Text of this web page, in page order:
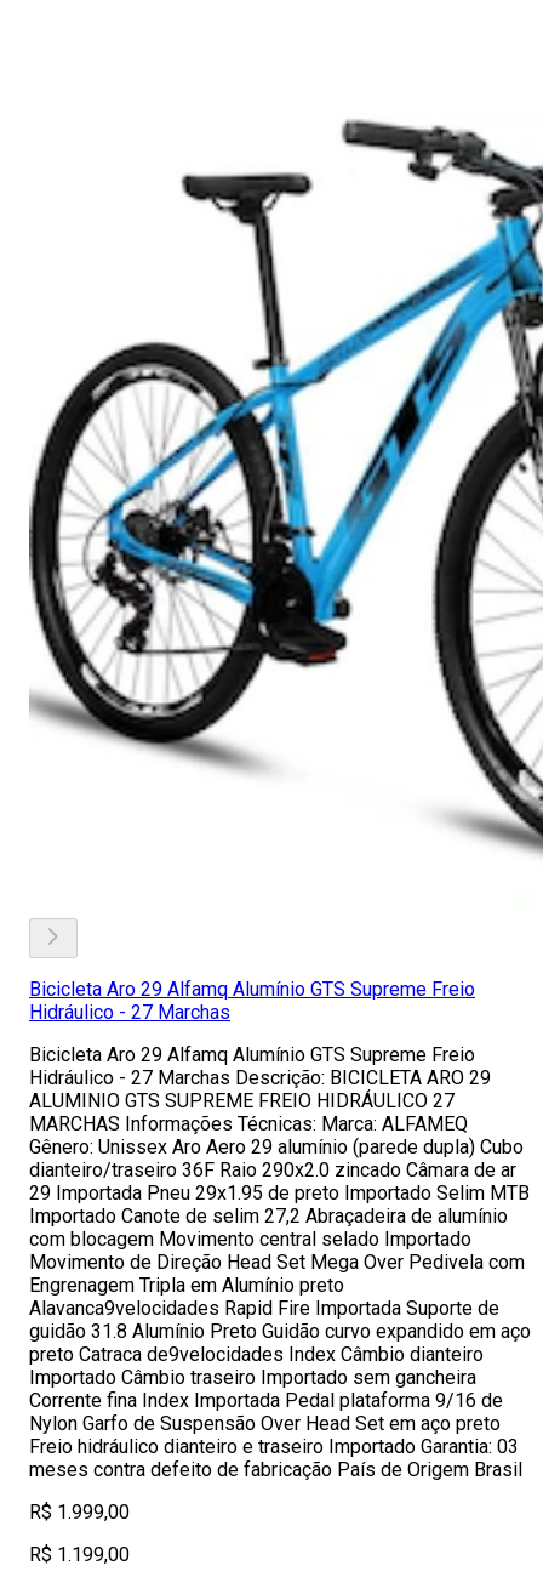
Bicicleta Aro 29 Alfamq Alumínio GTS Supreme Freio
Hidráulico - 27 Marchas
Bicicleta Aro 29 Alfamq Alumínio GTS Supreme Freio
Hidráulico - 27 Marchas Descrição: BICICLETA ARO 29
ALUMINIO GTS SUPREME FREIO HIDRÁULICO 27
MARCHAS Informações Técnicas: Marca: ALFAMEQ
Gênero: Unissex Aro Aero 29 alumínio (parede dupla) Cubo
dianteiro/traseiro 36F Raio 290x2.0 zincado Câmara de ar
29 Importada Pneu 29x1.95 de preto Importado Selim MTB
Importado Canote de selim 27,2 Abraçadeira de alumínio
com blocagem Movimento central selado Importado
Movimento de Direção Head Set Mega Over Pedivela com
Engrenagem Tripla em Alumínio preto
Alavanca9velocidades Rapid Fire Importada Suporte de
guidão 31.8 Alumínio Preto Guidão curvo expandido em aço
preto Catraca de9velocidades Index Câmbio dianteiro
Importado Câmbio traseiro Importado sem gancheira
Corrente fina Index Importada Pedal plataforma 9/16 de
Nylon Garfo de Suspensão Over Head Set em aço preto
Freio hidráulico dianteiro e traseiro Importado Garantia: 03
meses contra defeito de fabricação País de Origem Brasil
R$ 1.999,00
R$ 1.199,00